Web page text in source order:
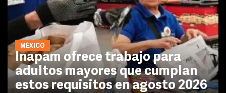
MÉXICO
Inapam ofrece trabajo para
adultos mayores que cumplan
estos requisitos en agosto 2026